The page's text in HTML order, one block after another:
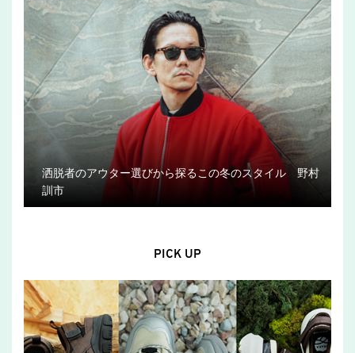
洒脱者のアウター選びから探るこの冬のスタイル 野村
訓市
PICK UP